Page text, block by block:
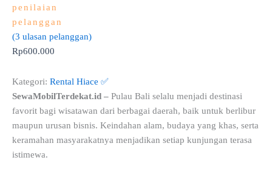
penilaian
pelanggan
(3 ulasan pelanggan)
Rp600.000
Kategori: Rental Hiace ✅
SewaMobilTerdekat.id – Pulau Bali selalu menjadi destinasi
favorit bagi wisatawan dari berbagai daerah, baik untuk berlibur
maupun urusan bisnis. Keindahan alam, budaya yang khas, serta
keramahan masyarakatnya menjadikan setiap kunjungan terasa
istimewa.